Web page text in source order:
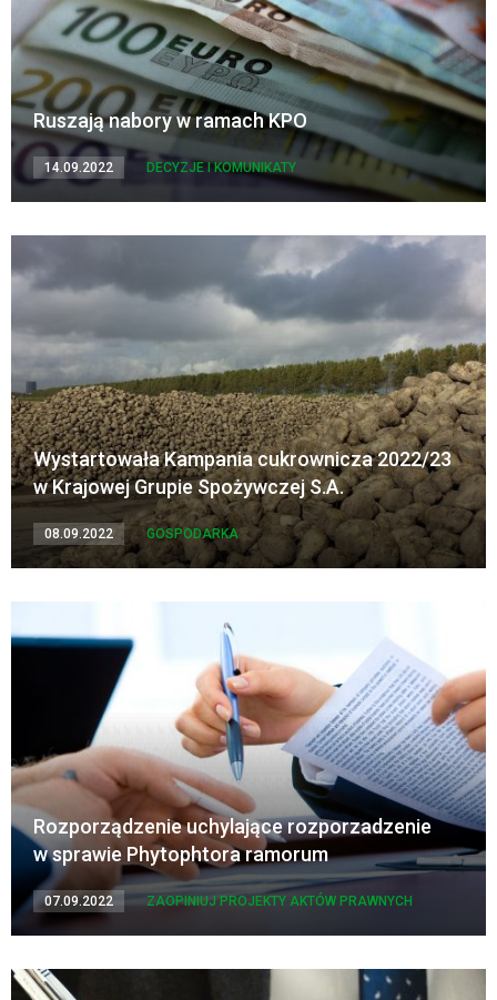
Ruszają nabory w ramach KPO
14.09.2022 DECYZJE I KOMUNIKATY
Wystartowała Kampania cukrownicza 2022/23
w Krajowej Grupie Spożywczej S.A.
08.09.2022 GOSPODARKA
Rozporządzenie uchylające rozporzadzenie
w sprawie Phytophtora ramorum
07.09.2022 ZAOPINIUJ PROJEKTY AKTÓW PRAWNYCH